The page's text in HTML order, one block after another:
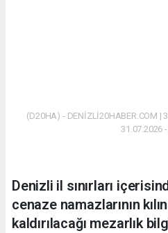
(D20HA) - DENİZLİ20HABER.COM |
31.07.2026
Denizli il sınırları
cenaze namazlarının
kaldırılacağı mezarlık